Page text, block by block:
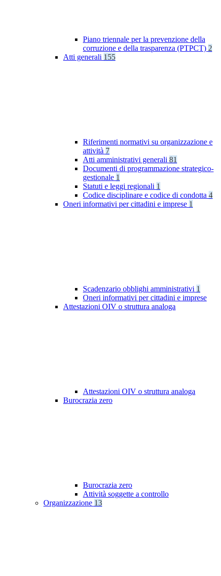
Piano triennale per la prevenzione della
corruzione e della trasparenza (PTPCT) 2
Atti generali 155
Riferimenti normativi su organizzazione e
attività 7
Atti amministrativi generali 81
Documenti di programmazione strategico-
gestionale 1
Statuti e leggi regionali 1
Codice disciplinare e codice di condotta 4
Oneri informativi per cittadini e imprese 1
Scadenzario obblighi amministrativi 1
Oneri informativi per cittadini e imprese
Attestazioni OIV o struttura analoga
Attestazioni OIV o struttura analoga
Burocrazia zero
Burocrazia zero
Attività soggette a controllo
Organizzazione 13